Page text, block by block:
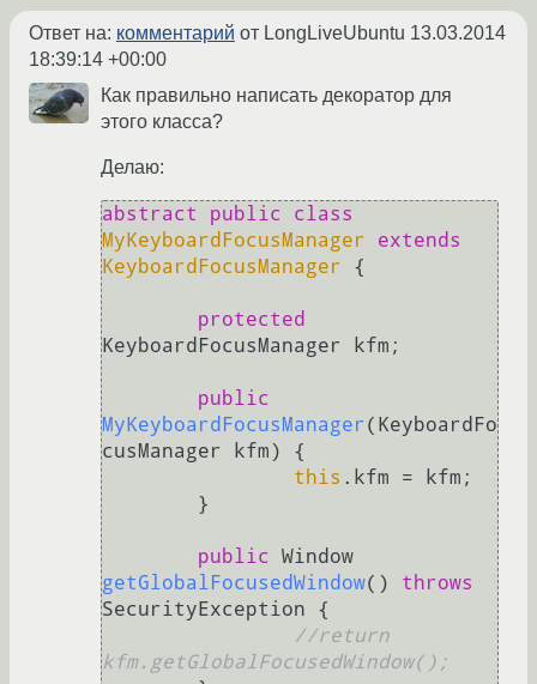
Ответ на: комментарий от LongLiveUbuntu 13.03.2014
18:39:14 +00:00
Как правильно написать декоратор для
этого класса?
Делаю:
abstract public
class
MyKeyboardFocusManager
extends
KeyboardFocusManager {
protected
KeyboardFocusManager kfm;
public
MyKeyboardFocusManager (KeyboardFo
cusManager kfm)
{
this .kfm = kfm;
public
getGlobalFocusedWindow()
throws
SecurityException {
//return
kfm.getGlobalFocusedWindow();